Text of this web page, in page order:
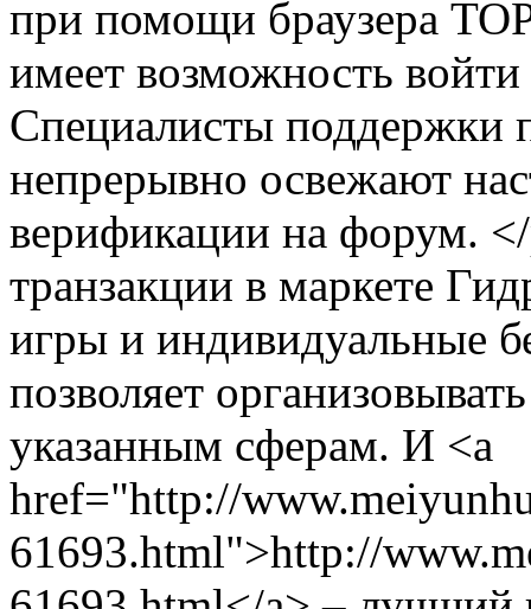
при помощи браузера
имеет возможность
Специалисты поддержки
непрерывно освежают
верификации на форум.
транзакции в маркете
игры и индивидуальные
позволяет
указанным сферам. И <a
href="http://
61693.html">http://